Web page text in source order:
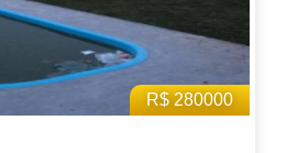
R$ 280000